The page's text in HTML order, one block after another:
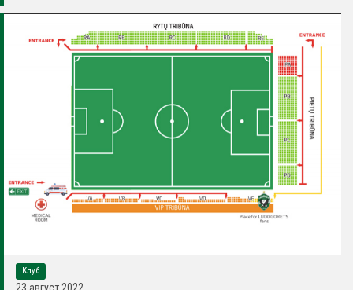
Клуб